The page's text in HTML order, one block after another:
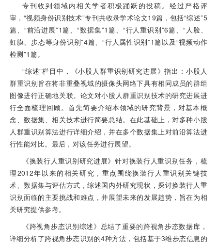
专刊收到领域内相关学者积极踊跃的投稿。经过严格评
审，“视频身份识别技术”专刊共收录学术论文19篇，包括“综述”5
篇、“前沿进展”1篇、“数据集”1篇、“行人重识别”6篇、“人脸、
虹膜、步态等身份识别”4篇、“行人属性识别”1篇以及“视频动作
检测”1篇。
“综述”栏目中，《小股人群重识别研究进展》指出：小股人
群重识别旨在将非重叠视域的摄像头网络下具有相同成员的群组
图像进行正确地关联。论文对小股人群重识别技术的研究进展进
行全面梳理回顾。首先简要介绍本领域的研究背景，对基本概
念、数据集、相关技术进行简要总结。在此基础上，对多种小股
人群重识别算法进行详细介绍，并在多个数据集上对前沿算法进
行性能对比。最后，对该任务进行展望。
《换装行人重识别研究进展》针对换装行人重识别任务，梳
理2012年以来的相关研究，重点围绕换装行人重识别关键技
术、数据集与评估方式，综述国内外研究现状，探讨换装行人重
识别面临的主要挑战和难点，并展望未来的发展趋势，旨在为相
关研究提供参考。
《跨视角步态识别综述》总结了重要的跨视角步态数据库，
详细分析了跨视角步态识别的4种方法，包括基于3维步态信息的